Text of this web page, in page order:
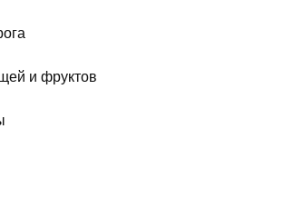
и фруктов